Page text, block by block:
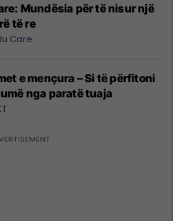
Mundësia për të nisur një
të re
Care
e mençura – Si të përfitoni
nga paratë tuaja